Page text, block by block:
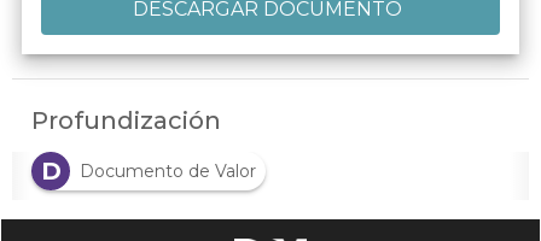
Profundización
D
Documento de Valor